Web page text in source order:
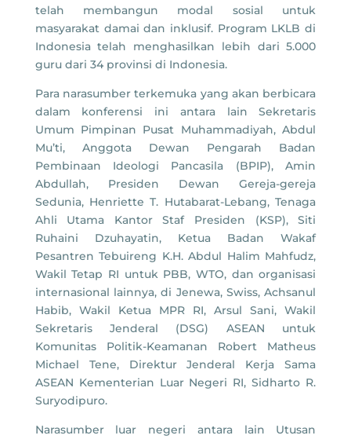
telah membangun modal sosial untuk
masyarakat damai dan inklusif. Program LKLB di
Indonesia telah menghasilkan lebih dari 5.000
guru dari 34 provinsi di Indonesia.
Para narasumber terkemuka yang akan berbicara
dalam konferensi ini antara lain Sekretaris
Umum Pimpinan Pusat Muhammadiyah, Abdul
Mu’ti, Anggota Dewan Pengarah Badan
Pembinaan Ideologi Pancasila (BPIP), Amin
Abdullah, Presiden Dewan Gereja-gereja
Sedunia, Henriette T. Hutabarat-Lebang, Tenaga
Ahli Utama Kantor Staf Presiden (KSP), Siti
Ruhaini Dzuhayatin, Ketua Badan Wakaf
Pesantren Tebuireng K.H. Abdul Halim Mahfudz,
Wakil Tetap RI untuk PBB, WTO, dan organisasi
internasional lainnya, di Jenewa, Swiss, Achsanul
Habib, Wakil Ketua MPR RI, Arsul Sani, Wakil
Sekretaris Jenderal (DSG) ASEAN untuk
Komunitas Politik-Keamanan Robert Matheus
Michael Tene, Direktur Jenderal Kerja Sama
ASEAN Kementerian Luar Negeri RI, Sidharto R.
Suryodipuro.
Narasumber luar negeri antara lain Utusan